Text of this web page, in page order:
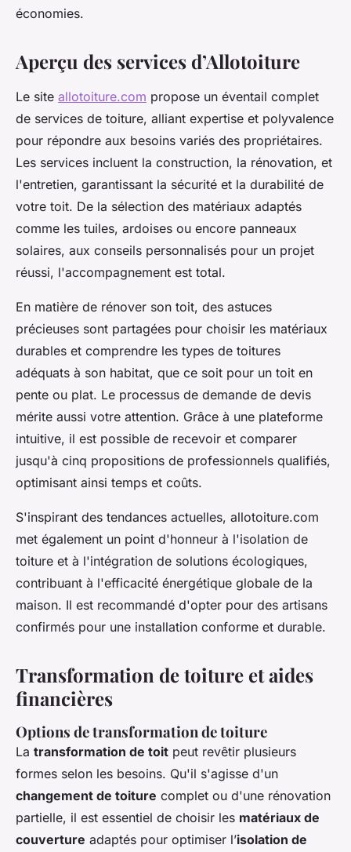
économies.
Aperçu des services d’Allotoiture
Le site allotoiture.com propose un éventail complet
de services de toiture, alliant expertise et polyvalence
pour répondre aux besoins variés des propriétaires.
Les services incluent la construction, la rénovation, et
l'entretien, garantissant la sécurité et la durabilité de
votre toit. De la sélection des matériaux adaptés
comme les tuiles, ardoises ou encore panneaux
solaires, aux conseils personnalisés pour un projet
réussi, l'accompagnement est total.
En matière de rénover son toit, des astuces
précieuses sont partagées pour choisir les matériaux
durables et comprendre les types de toitures
adéquats à son habitat, que ce soit pour un toit en
pente ou plat. Le processus de demande de devis
mérite aussi votre attention. Grâce à une plateforme
intuitive, il est possible de recevoir et comparer
jusqu'à cinq propositions de professionnels qualifiés,
optimisant ainsi temps et coûts.
S'inspirant des tendances actuelles, allotoiture.com
met également un point d'honneur à l'isolation de
toiture et à l'intégration de solutions écologiques,
contribuant à l'efficacité énergétique globale de la
maison. Il est recommandé d'opter pour des artisans
confirmés pour une installation conforme et durable.
Transformation de toiture et aides
financières
Options de transformation de toiture
La transformation de toit peut revêtir plusieurs
formes selon les besoins. Qu'il s'agisse d'un
changement de toiture complet ou d'une rénovation
partielle, il est essentiel de choisir les matériaux de
couverture adaptés pour optimiser l’isolation de